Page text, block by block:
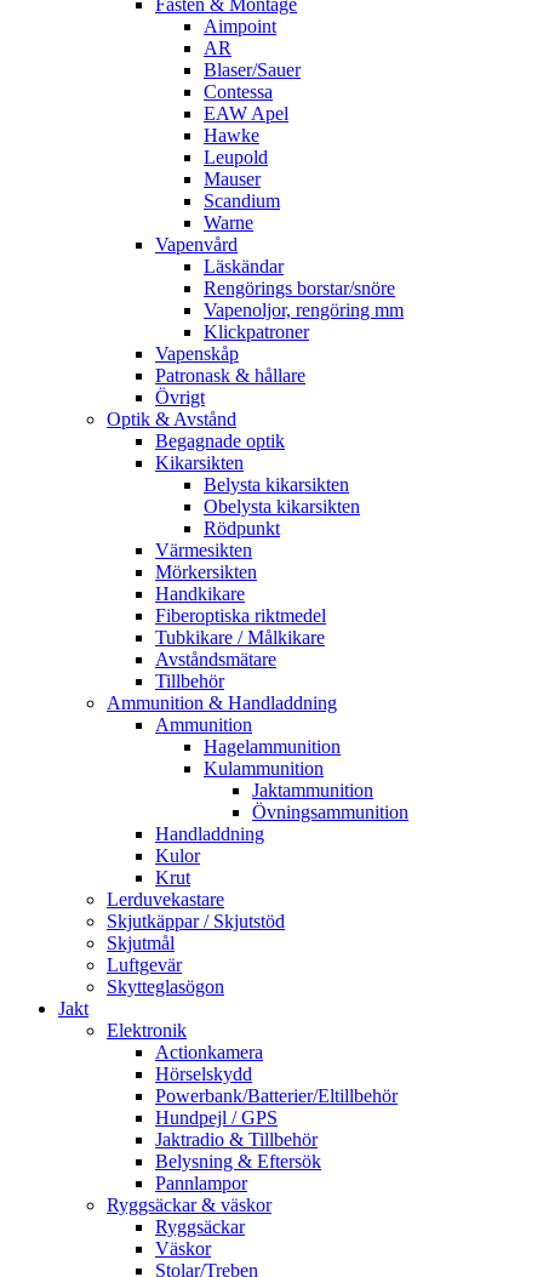
Aimpoint
AR
Blaser/Sauer
Contessa
EAW Apel
Hawke
Leupold
Mauser
Scandium
Warne
Vapenvård
Läskändar
Rengörings borstar/snöre
Vapenoljor, rengöring mm
Klickpatroner
Vapenskåp
Patronask & hållare
Övrigt
Optik & Avstånd
Begagnade optik
Kikarsikten
Belysta kikarsikten
Obelysta kikarsikten
Rödpunkt
Värmesikten
Mörkersikten
Handkikare
Fiberoptiska riktmedel
Tubkikare / Målkikare
Avståndsmätare
Tillbehör
Ammunition & Handladdning
Ammunition
Hagelammunition
Kulammunition
Jaktammunition
Övningsammunition
Handladdning
Kulor
Krut
Lerduvekastare
Skjutkäppar / Skjutstöd
Skjutmål
Luftgevär
Skytteglasögon
Jakt
Elektronik
Actionkamera
Hörselskydd
Powerbank/Batterier/Eltillbehör
Hundpejl / GPS
Jaktradio & Tillbehör
Belysning & Eftersök
Pannlampor
Ryggsäckar & väskor
Ryggsäckar
Väskor
Stolar/Treben